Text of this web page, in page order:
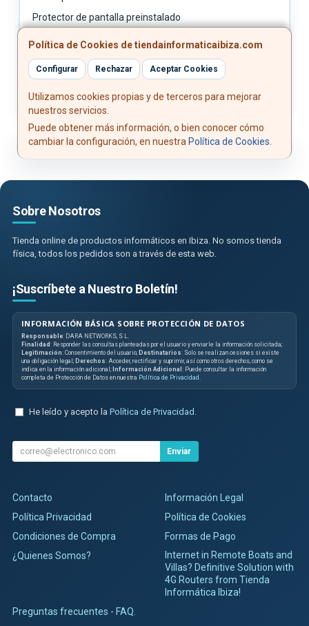
Protector de pantalla preinstalado
Guías de usuario
Política de Cookies de tiendainformaticaibiza.com
Configurar Rechazar Aceptar Cookies
Utilizamos cookies propias y de terceros para mejorar
nuestros servicios.
Puede obtener más información, o bien conocer cómo
cambiar la configuración, en nuestra Política de Cookies
Sobre Nosotros
Tienda online de productos informáticos en Ibiza. No somos tienda
física, todos los pedidos son a través de esta web.
¡Suscríbete a Nuestro Boletín!
INFORMACIÓN BÁSICA SOBRE PROTECCIÓN DE DATOS
Responsable: DARA NETWORKS, S.L.
Finalidad : Responder las consultas planteadas por el usuario y enviarle la información solicitada;
Legitimación: Consentimiento del usuario; Destinatarios: Solo se realizan cesiones si existe
una obligación legal; Derechos: Acceder, rectificar y suprimir, así como otros derechos, como se
indica en la información adicional; Información Adicional : Puede consultar la información
completa de Protección de Datos en nuestra Política de Privacidad
He leído y acepto la Política de Privacidad
Enviar
Contacto
Información Legal
Política Privacidad
Política de Cookies
Condiciones de Compra
Formas de Pago
¿Quienes Somos?
Internet in Remote Boats and
Villas? Definitive Solution with
4G Routers from Tienda
Informática Ibiza!
Preguntas frecuentes - FAQ.